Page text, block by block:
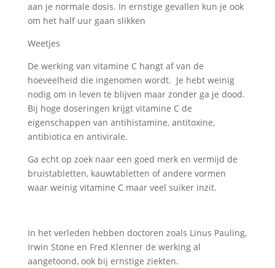
aan je normale dosis. In ernstige gevallen kun je ook
om het half uur gaan slikken
Weetjes
De werking van vitamine C hangt af van de
hoeveelheid die ingenomen wordt. Je hebt weinig
nodig om in leven te blijven maar zonder ga je dood.
Bij hoge doseringen krijgt vitamine C de
eigenschappen van antihistamine, antitoxine,
antibiotica en antivirale.
Ga echt op zoek naar een goed merk en vermijd de
bruistabletten, kauwtabletten of andere vormen
waar weinig vitamine C maar veel suiker inzit.
In het verleden hebben doctoren zoals Linus Pauling,
Irwin Stone en Fred Klenner de werking al
aangetoond, ook bij ernstige ziekten.